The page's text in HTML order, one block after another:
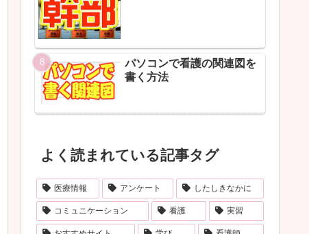
パソコンで看護の関連図を
書く方法
よく読まれている記事タグ
医療情報 アンケート したしきなかに
コミュニケーション 看護 実習